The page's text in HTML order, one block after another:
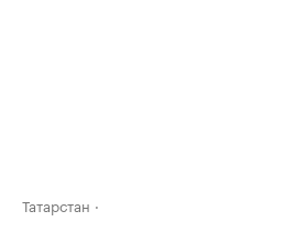
Татарстан